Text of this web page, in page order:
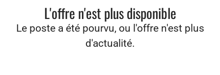
L'offre n'est plus disponible
Le poste a été pourvu, ou l'offre n'est plus
d'actualité.